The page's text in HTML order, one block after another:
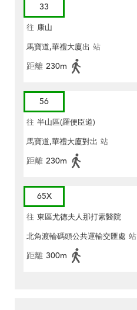
33
往 康山
馬寶道,華禮大廈出 站
距離 230m
56
往 半山區(羅便臣道)
馬寶道,華禮大廈對出 站
距離 230m
65X
往 東區尤德夫人那打素醫院
北角渡輪碼頭公共運輸交匯處 站
距離 300m